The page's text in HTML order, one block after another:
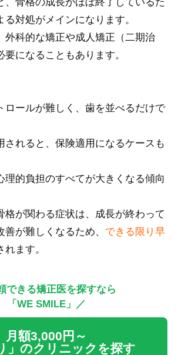
対処がメインになります。
外科的な矯正や成人矯正（二期治
になることもあります。
ロールが難しく、歯を並べるだけで
されると、保険適用になるケースも
理的負担のすべてが大きくなる傾向
格が関わる症状は、成長が終わって
が難しくなるため、 できる限り早
れます。
できる矯正医を探すなら
「WE SMILE」／
月額3,000円～
」のクリニックを探す